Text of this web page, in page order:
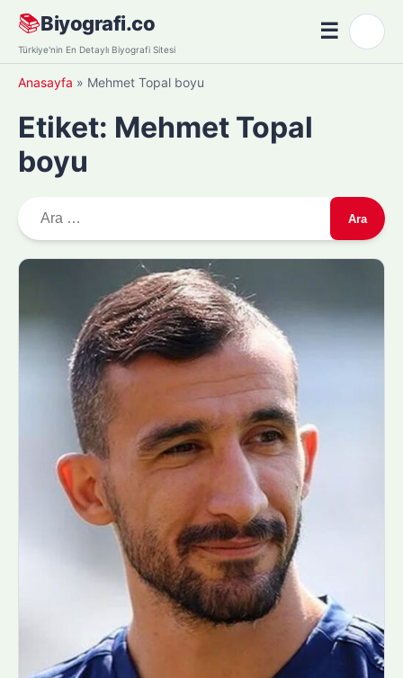
Skip
content
📚Biyografi.co
Türkiye'nin En Detaylı Biyografi Sitesi
☰Menü
Anasayfa » Mehmet Topal boyu
Etiket: Mehmet Topal
boyu
r
: